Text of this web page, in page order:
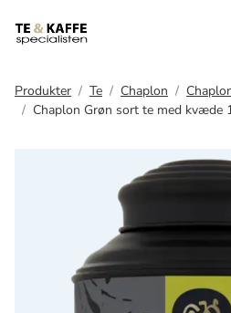
Produkter Te Chaplon
Chaplon Grøn sort te med kvæde